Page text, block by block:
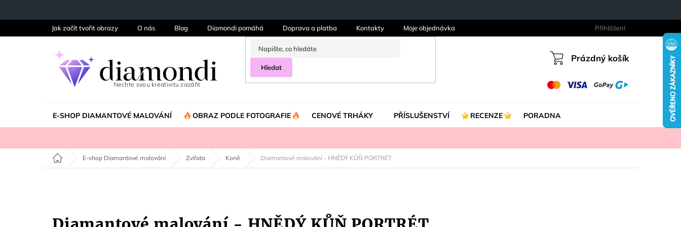
Jak začít tvořit obrazy O nás Blog Diamondi pomáhá Doprava a platba Kontakty Moje objednávka Přihlášení
Hledat
Nákupní
Prázdný košík
E-SHOP DIAMANTOVÉ MALOVÁNÍ OBRAZ PODLE FOTOGRAFIE CENOVÉ TRHÁKY PŘÍSLUŠENSTVÍ RECENZE PORADNA
Domů E-shop Diamantové malování Zvířata Koně Diamantové malování - HNĚDÝ KŮŇ PORTRÉT